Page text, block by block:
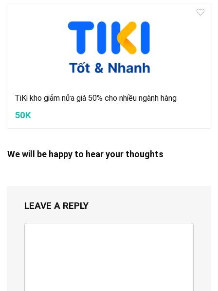
TiKi kho giảm nửa giá 50% cho nhiều ngành hàng
50K
We will be happy to hear your thoughts
LEAVE A REPLY